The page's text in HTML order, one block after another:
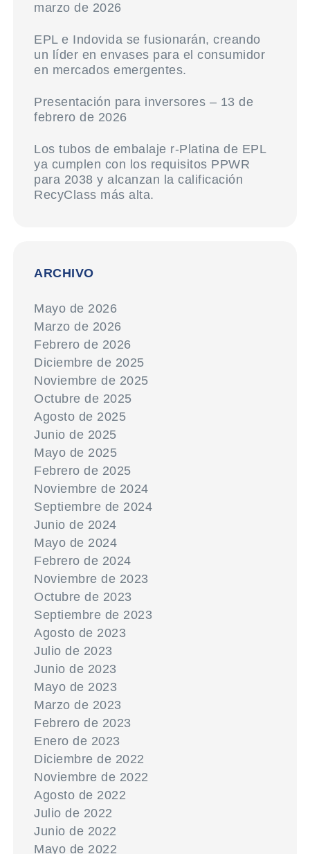
marzo de 2026
EPL e Indovida se fusionarán, creando
un líder en envases para el consumidor
en mercados emergentes.
Presentación para inversores – 13 de
febrero de 2026
Los tubos de embalaje r-Platina de EPL
ya cumplen con los requisitos PPWR
para 2038 y alcanzan la calificación
RecyClass más alta.
ARCHIVO
Mayo de 2026
Marzo de 2026
Febrero de 2026
Diciembre de 2025
Noviembre de 2025
Octubre de 2025
Agosto de 2025
Junio de 2025
Mayo de 2025
Febrero de 2025
Noviembre de 2024
Septiembre de 2024
Junio de 2024
Mayo de 2024
Febrero de 2024
Noviembre de 2023
Octubre de 2023
Septiembre de 2023
Agosto de 2023
Julio de 2023
Junio de 2023
Mayo de 2023
Marzo de 2023
Febrero de 2023
Enero de 2023
Diciembre de 2022
Noviembre de 2022
Agosto de 2022
Julio de 2022
Junio de 2022
Mayo de 2022